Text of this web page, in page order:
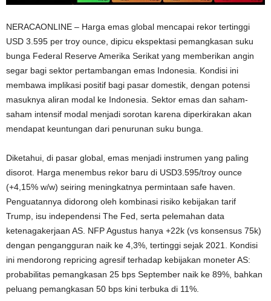
NERACAONLINE – Harga emas global mencapai rekor tertinggi
USD 3.595 per troy ounce, dipicu ekspektasi pemangkasan suku
bunga Federal Reserve Amerika Serikat yang memberikan angin
segar bagi sektor pertambangan emas Indonesia. Kondisi ini
membawa implikasi positif bagi pasar domestik, dengan potensi
masuknya aliran modal ke Indonesia. Sektor emas dan saham-
saham intensif modal menjadi sorotan karena diperkirakan akan
mendapat keuntungan dari penurunan suku bunga.
Diketahui, di pasar global, emas menjadi instrumen yang paling
disorot. Harga menembus rekor baru di USD3.595/troy ounce
(+4,15% w/w) seiring meningkatnya permintaan safe haven.
Penguatannya didorong oleh kombinasi risiko kebijakan tarif
Trump, isu independensi The Fed, serta pelemahan data
ketenagakerjaan AS. NFP Agustus hanya +22k (vs konsensus 75k)
dengan pengangguran naik ke 4,3%, tertinggi sejak 2021. Kondisi
ini mendorong repricing agresif terhadap kebijakan moneter AS:
probabilitas pemangkasan 25 bps September naik ke 89%, bahkan
peluang pemangkasan 50 bps kini terbuka di 11%.